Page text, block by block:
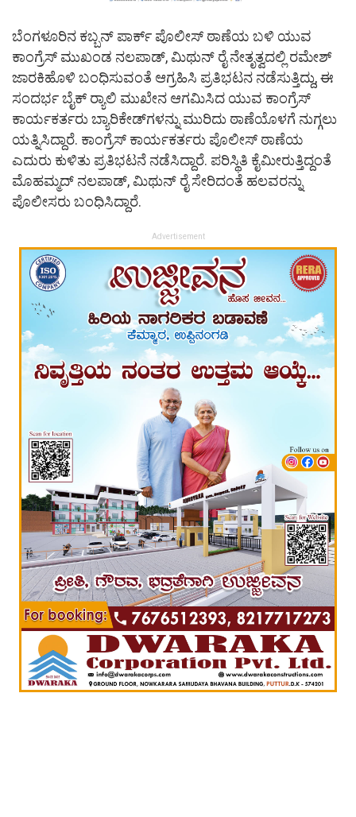
ಬೆಂಗಳೂರಿನ ಕಬ್ಬನ್‌ ಪಾರ್ಕ್‌ ಪೊಲೀಸ್‌ ಠಾಣೆಯ ಬಳಿ ಯುವ
ಕಾಂಗ್ರೆಸ್ ಮುಖಂಡ ನಲಪಾಡ್, ಮಿಥುನ್ ರೈ ನೇತೃತ್ವದಲ್ಲಿ ರಮೇಶ್
ಜಾರಕಿಹೊಳಿ ಬಂಧಿಸುವಂತೆ ಆಗ್ರಹಿಸಿ ಪ್ರತಿಭಟನ ನಡೆಸುತ್ತಿದ್ದು, ಈ
ಸಂದರ್ಭ ಬೈಕ್‌ ರ‍್ಯಾಲಿ ಮುಖೇನ ಆಗಮಿಸಿದ ಯುವ ಕಾಂಗ್ರೆಸ್‌
ಕಾರ್ಯಕರ್ತರು ಬ್ಯಾರಿಕೇಡ್‌ಗಳನ್ನು ಮುರಿದು ಠಾಣೆಯೊಳಗೆ ನುಗ್ಗಲು
ಯತ್ನಿಸಿದ್ದಾರೆ. ಕಾಂಗ್ರೆಸ್ ಕಾರ್ಯಕರ್ತರು ಪೊಲೀಸ್‌ ಠಾಣೆಯ
ಎದುರು ಕುಳಿತು ಪ್ರತಿಭಟನೆ ನಡೆಸಿದ್ದಾರೆ. ಪರಿಸ್ಥಿತಿ ಕೈಮೀರುತ್ತಿದ್ದಂತೆ
ಮೊಹಮ್ಮದ್ ನಲಪಾಡ್, ಮಿಥುನ್ ರೈ ಸೇರಿದಂತೆ ಹಲವರನ್ನು
ಪೊಲೀಸರು ಬಂಧಿಸಿದ್ದಾರೆ.
Advertisement